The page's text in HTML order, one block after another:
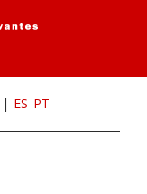
ES PT